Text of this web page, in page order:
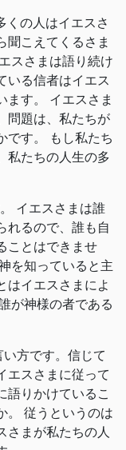
の人はイエスさ
聞こえてくるさま
スさまは語り続け
いる信者はイエス
ます。 イエスさま
問題は、私たちが
です。 もし私たち
私たちの人生の多
イエスさまは誰
れるので、誰も自
ことはできませ
を知っていると主
はイエスさまによ
が神様の者である
方です。信じて
エスさまに従って
語りかけているこ
。 従うというのは
さまが私たちの人